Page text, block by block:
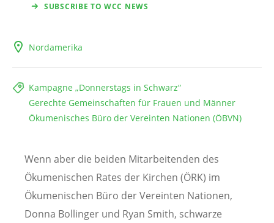
SUBSCRIBE TO WCC NEWS
Nordamerika
Kampagne „Donnerstags in Schwarz“
Gerechte Gemeinschaften für Frauen und Männer
Ökumenisches Büro der Vereinten Nationen (ÖBVN)
Wenn aber die beiden Mitarbeitenden des
Ökumenischen Rates der Kirchen (ÖRK) im
Ökumenischen Büro der Vereinten Nationen,
Donna Bollinger und Ryan Smith, schwarze